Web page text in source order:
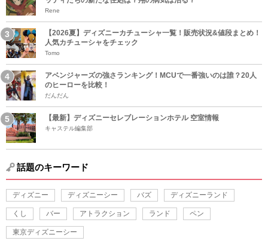
Rene
【2026夏】ディズニーカチューシャ一覧！販売状況&値段まとめ！
人気カチューシャをチェック
Tomo
アベンジャーズの強さランキング！MCUで一番強いのは誰？20人
のヒーローを比較！
だんだん
【最新】ディズニーセレブレーションホテル 空室情報
キャステル編集部
話題のキーワード
ディズニー ディズニーシー バズ ディズニーランド
くし バー アトラクション ランド ペン
東京ディズニーシー